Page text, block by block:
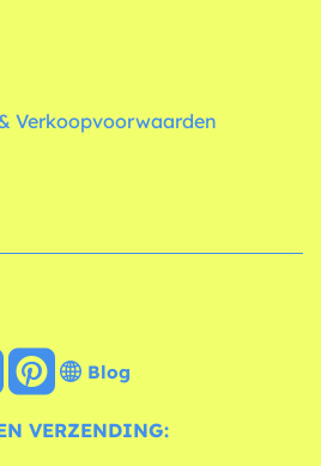
Verkoopvoorwaarden
Blog
VERZENDING: